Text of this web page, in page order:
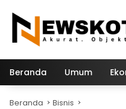
konten
Beranda Umum
Beranda Bisnis